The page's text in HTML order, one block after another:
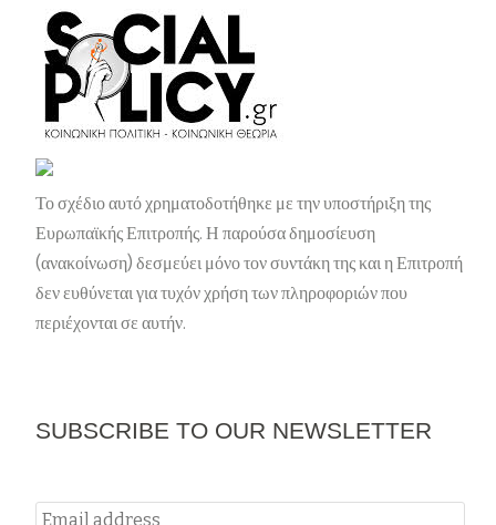
Το σχέδιο αυτό χρηματοδοτήθηκε με την υποστήριξη της
Ευρωπαϊκής Επιτροπής. Η παρούσα δημοσίευση
(ανακοίνωση) δεσμεύει μόνο τον συντάκη της και η Επιτροπή
δεν ευθύνεται για τυχόν χρήση των πληροφοριών που
περιέχονται σε αυτήν.
SUBSCRIBE TO OUR NEWSLETTER